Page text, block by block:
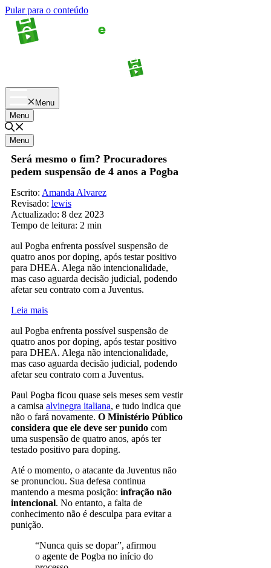
Pular para o conteúdo
Menu
Menu
Menu
Será mesmo o fim? Procuradores
pedem suspensão de 4 anos a Pogba
Escrito: Amanda Alvarez
Revisado: lewis
Actualizado: 8 dez 2023
Tempo de leitura: 2 min
aul Pogba enfrenta possível suspensão de
quatro anos por doping, após testar positivo
para DHEA. Alega não intencionalidade,
mas caso aguarda decisão judicial, podendo
afetar seu contrato com a Juventus.
Leia mais
aul Pogba enfrenta possível suspensão de
quatro anos por doping, após testar positivo
para DHEA. Alega não intencionalidade,
mas caso aguarda decisão judicial, podendo
afetar seu contrato com a Juventus.
Paul Pogba ficou quase seis meses sem vestir
a camisa alvinegra italiana, e tudo indica que
não o fará novamente. O Ministério Público
considera que ele deve ser punido com
uma suspensão de quatro anos, após ter
testado positivo para doping.
Até o momento, o atacante da Juventus não
se pronunciou. Sua defesa continua
mantendo a mesma posição: infração não
intencional. No entanto, a falta de
conhecimento não é desculpa para evitar a
punição.
“Nunca quis se dopar”, afirmou
o agente de Pogba no início do